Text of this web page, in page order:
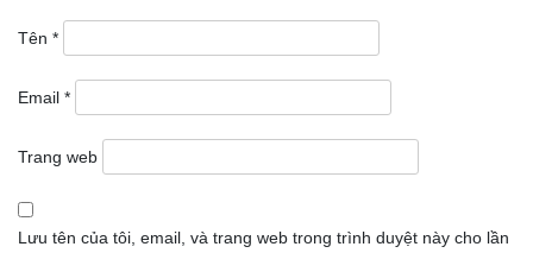
Tên *
Email *
Trang web
Lưu tên của tôi, email, và trang web trong trình duyệt này cho lần